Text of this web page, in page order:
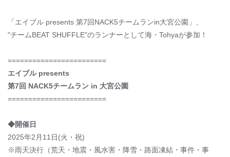
「エイブル presents 第7回NACK5チームランin大宮公園」、
"チームBEAT SHUFFLE"のランナーとして海・Tohyaが参加！
========================
エイブル presents
第7回 NACK5チームラン in 大宮公園
========================
◆開催日
2025年2月11日(火・祝)
※雨天決行（荒天・地震・風水害・降雪・路面凍結・事件・事